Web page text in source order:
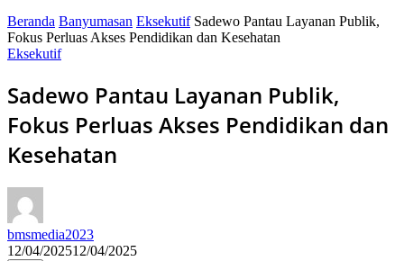
Beranda Banyumasan Eksekutif Sadewo Pantau Layanan Publik,
Fokus Perluas Akses Pendidikan dan Kesehatan
Eksekutif
Sadewo Pantau Layanan Publik,
Fokus Perluas Akses Pendidikan dan
Kesehatan
bmsmedia2023
12/04/202512/04/2025